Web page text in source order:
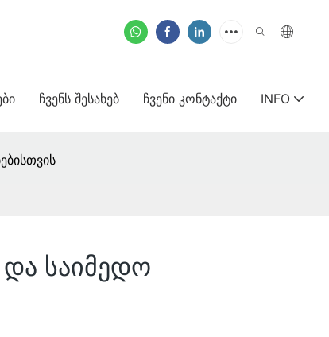
ᲩᲕᲔᲜᲡ ᲨᲔᲡᲐᲮᲔᲑ ᲩᲕᲔᲜᲘ ᲙᲝᲜᲢᲐᲥᲢᲘ INFO
საიმედო